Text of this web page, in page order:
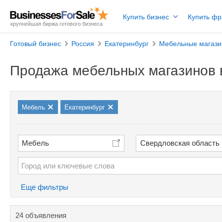
крупнейшая биржа готового бизнеса
Купить бизнес Купить
Готовый бизнес Россия Екатеринбург Мебельные
Продажа мебельных магазинов
Мебель Екатеринбург
Мебель Свердловская область
Еще фильтры
24 объявления